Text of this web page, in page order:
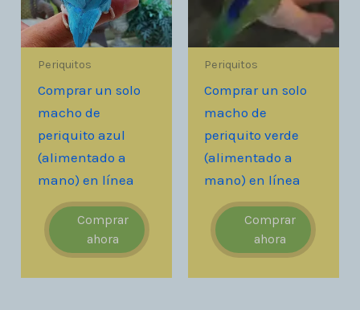
Periquitos
Comprar un solo
macho de
periquito azul
(alimentado a
mano) en línea
Comprar
ahora
Periquitos
Comprar un solo
macho de
periquito verde
(alimentado a
mano) en línea
Comprar
ahora